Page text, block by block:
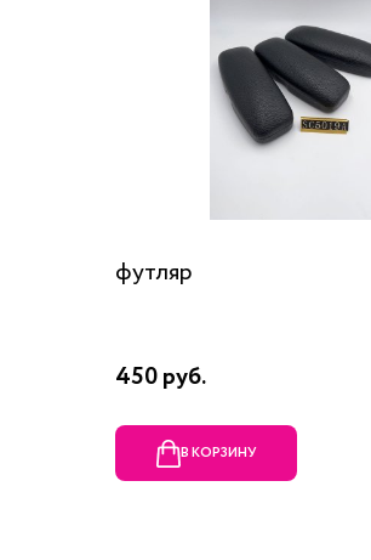
футляр
450 руб.
В КОРЗИНУ